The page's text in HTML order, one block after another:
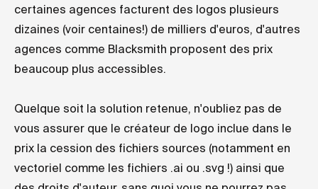
certaines agences facturent des logos plusieurs
dizaines (voir centaines!) de milliers d'euros, d'autres
agences comme Blacksmith proposent des prix
beaucoup plus accessibles.
Quelque soit la solution retenue, n'oubliez pas de
vous assurer que le créateur de logo inclue dans le
prix la cession des fichiers sources (notamment en
vectoriel comme les fichiers .ai ou .svg !) ainsi que